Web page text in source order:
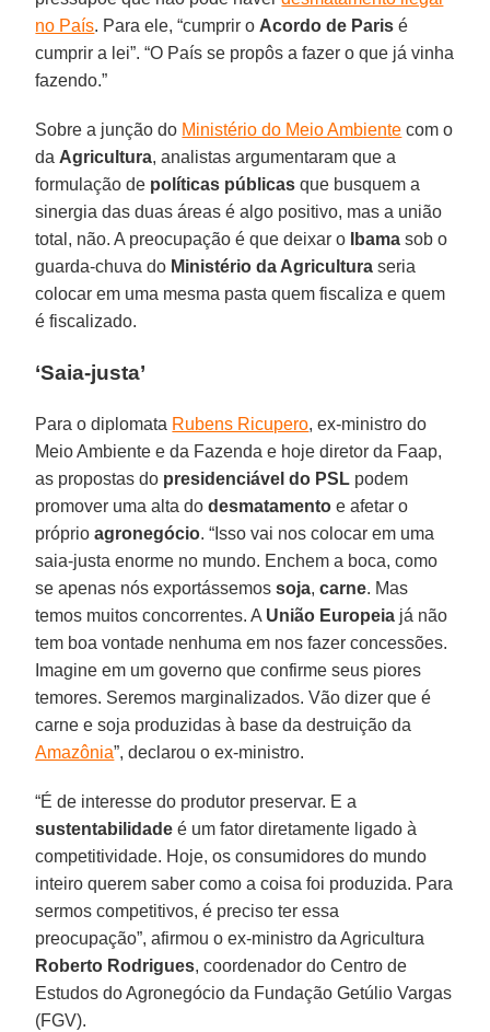
no País. Para ele, “cumprir o Acordo de Paris é
cumprir a lei”. “O País se propôs a fazer o que já vinha
fazendo.”
Sobre a junção do Ministério do Meio Ambiente com o
da Agricultura, analistas argumentaram que a
formulação de políticas públicas que busquem a
sinergia das duas áreas é algo positivo, mas a união
total, não. A preocupação é que deixar o
Ibama sob o
guarda-chuva do Ministério da Agricultura seria
colocar em uma mesma pasta quem fiscaliza e quem
é fiscalizado.
‘Saia-justa’
Para o diplomata Rubens Ricupero, ex-ministro do
Meio Ambiente e da Fazenda e hoje diretor da Faap,
as propostas do presidenciável do PSL podem
promover uma alta dodesmatamento e afetar o
próprioagronegócio. “Isso vai nos colocar em uma
saia-justa enorme no mundo. Enchem a boca, como
se apenas nós exportássemossoja,carne. Mas
temos muitos concorrentes. A União Europeia já não
tem boa vontade nenhuma em nos fazer concessões.
Imagine em um governo que confirme seus piores
temores. Seremos marginalizados. Vão dizer que é
carne e soja produzidas à base da destruição da
Amazônia”, declarou o ex-ministro.
“É de interesse do produtor preservar. E a
sustentabilidade é um fator diretamente ligado à
competitividade. Hoje, os consumidores do mundo
inteiro querem saber como a coisa foi produzida. Para
sermos competitivos, é preciso ter essa
preocupação”, afirmou o ex-ministro da Agricultura
Roberto Rodrigues, coordenador do Centro de
Estudos do Agronegócio da Fundação Getúlio Vargas
(FGV).